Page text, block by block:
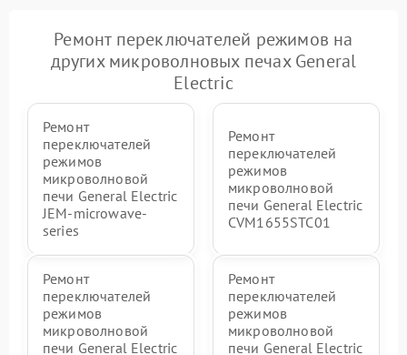
Ремонт переключателей режимов на
других микроволновых печах General
Electric
Ремонт
переключателей
режимов
микроволновой
печи General Electric
JEM-microwave-
series
Ремонт
переключателей
режимов
микроволновой
печи General Electric
CVM1655STC01
Ремонт
переключателей
режимов
микроволновой
печи General Electric
Ремонт
переключателей
режимов
микроволновой
печи General Electric